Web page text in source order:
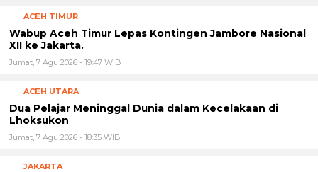
ACEH TIMUR
Wabup Aceh Timur Lepas Kontingen Jambore Nasional
XII ke Jakarta.
Jumat, 7 Agu 2026 - 19:47 WIB
ACEH UTARA
Dua Pelajar Meninggal Dunia dalam Kecelakaan di
Lhoksukon
Jumat, 7 Agu 2026 - 18:35 WIB
JAKARTA